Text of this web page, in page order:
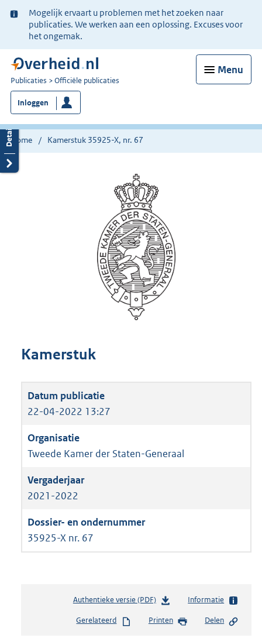
Ter
informatie:
Mogelijk ervaart u problemen met het zoeken naar
publicaties. We werken aan een oplossing. Excuses voor
het ongemak.
Menu
U
bent
nu
hier:
Publicaties Officiële publicaties
Inloggen
Home Kamerstuk 35925-X, nr. 67
Kamerstuk
22-04-2022 13:27
Tweede Kamer der Staten-Generaal
2021-2022
35925-X nr. 67
Authentieke versie (PDF)b
s
Informatie
Gerelateerd Printen Delen